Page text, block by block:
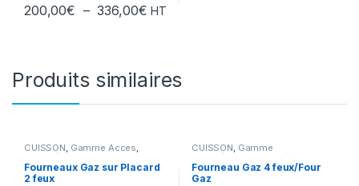
200,00€ – 336,00€Plage de prix : 200,00€ à 336,00€
HT
Produits similaires
CUISSON Gamme Acces
Pianos/Feux Vifs
Fourneaux Gaz sur Placard
2 feux
CUISSON Gamme
Intermédiaire Pianos/Feux Vifs
Fourneau Gaz 4 feux/Four
Gaz